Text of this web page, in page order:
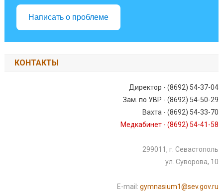
Написать о проблеме
КОНТАКТЫ
Директор - (8692) 54-37-04
Зам. по УВР - (8692) 54-50-29
Вахта - (8692) 54-33-70
Медкабинет - (8692) 54-41-58
299011, г. Севастополь
ул. Суворова, 10
E-mail:gymnasium1@sev.gov.ru